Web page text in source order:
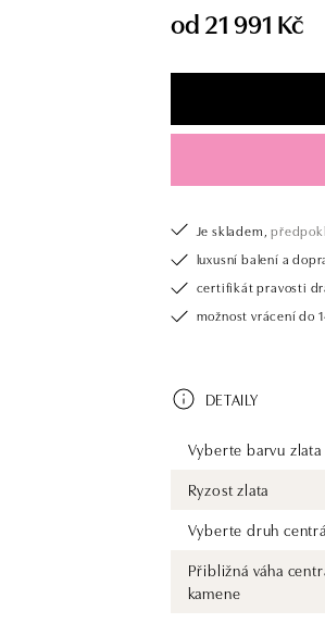
od 21 991 Kč
Je skladem,
luxusní balení a
certifikát pravosti
možnost vrácení do
DETAILY
Vyberte barvu zlata
Ryzost zlata
Vyberte druh
Přibližná váha
kamene